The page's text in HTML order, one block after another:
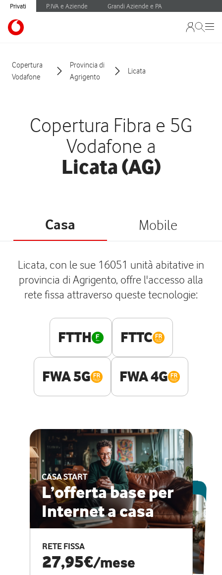
Privati P.IVA e Aziende Grandi Aziende e PA
Copertura
Vodafone
Provincia di
Agrigento
Licata
Copertura Fibra e 5G
Vodafone a
Licata (AG)
Casa Mobile
Licata, con le sue 16051 unità abitative in
provincia di Agrigento, offre l'accesso alla
rete fissa attraverso queste tecnologie:
FTTH FTTC
FWA 5G FWA 4G
CASA START
L’offerta base per
Internet a casa
RETE FISSA
27,95€/mese
ESCLUSIVA ONLINE
CASA PRO
Internet veloce e
vantaggi speciali